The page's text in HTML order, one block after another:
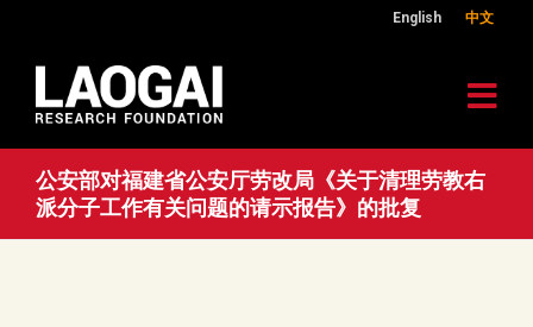
English 中文
公安部对福建省公安厅劳改局《关于清理劳教右
派分子工作有关问题的请示报告》的批复